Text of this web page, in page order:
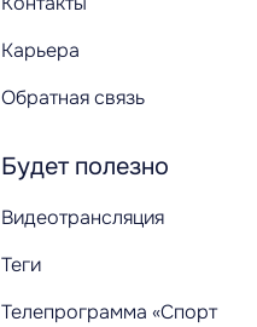
Карьера
Обратная связь
Будет полезно
Видеотрансляция
Теги
Телепрограмма «Спорт